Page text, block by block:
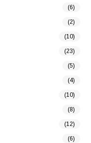
(6)
(2)
(10)
(23)
(5)
(4)
(10)
(8)
(12)
(6)